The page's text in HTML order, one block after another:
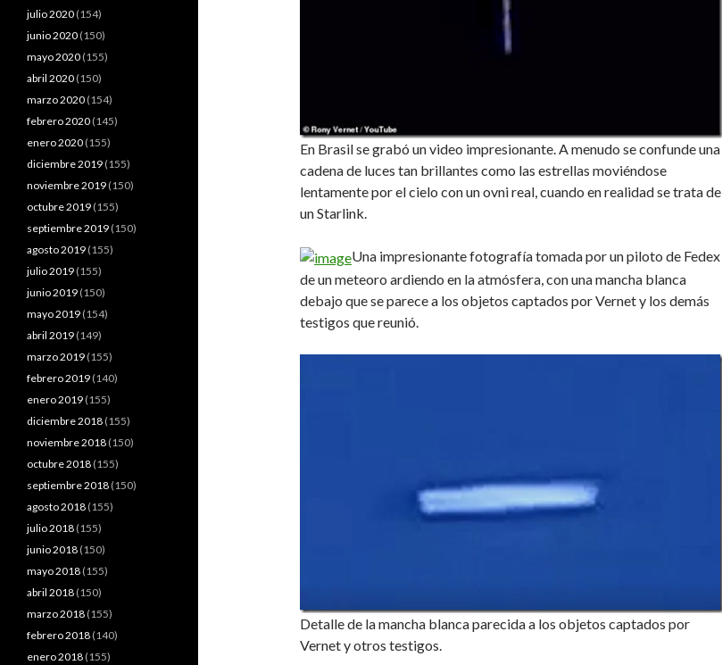
En Brasil se grabó un video impresionante. A menudo se confunde una
cadena de luces tan brillantes como las estrellas moviéndose
lentamente por el cielo con un ovni real, cuando en realidad se trata de
un Starlink.
Una impresionante fotografía tomada por un piloto de Fedex
de un meteoro ardiendo en la atmósfera, con una mancha blanca
debajo que se parece a los objetos captados por Vernet y los demás
testigos que reunió.
Detalle de la mancha blanca parecida a los objetos captados por
Vernet y otros testigos.
julio 2020 (154)
junio 2020 (150)
mayo 2020 (155)
abril 2020 (150)
marzo 2020 (154)
febrero 2020 (145)
enero 2020 (155)
diciembre 2019 (155)
noviembre 2019 (150)
octubre 2019 (155)
septiembre 2019 (150)
agosto 2019 (155)
julio 2019 (155)
junio 2019 (150)
mayo 2019 (154)
abril 2019 (149)
marzo 2019 (155)
febrero 2019 (140)
enero 2019 (155)
diciembre 2018 (155)
noviembre 2018 (150)
octubre 2018 (155)
septiembre 2018 (150)
agosto 2018 (155)
julio 2018 (155)
junio 2018 (150)
mayo 2018 (155)
abril 2018 (150)
marzo 2018 (155)
febrero 2018 (140)
enero 2018 (155)